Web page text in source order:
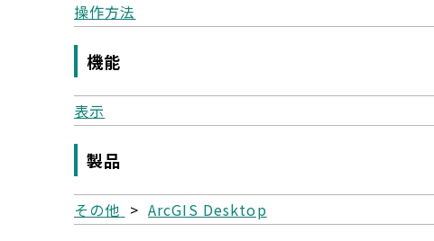
操作方法
機能
表示
製品
その他 > ArcGIS Desktop